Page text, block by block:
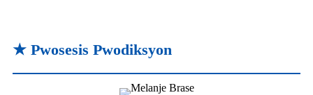
★ Pwosesis Pwodiksyon